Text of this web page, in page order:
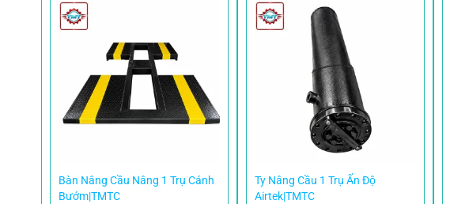
Bàn Nâng Cầu Nâng 1 Trụ Cánh
Bướm|TMTC
Ty Nâng Cầu 1 Trụ Ấn Độ
Airtek|TMTC